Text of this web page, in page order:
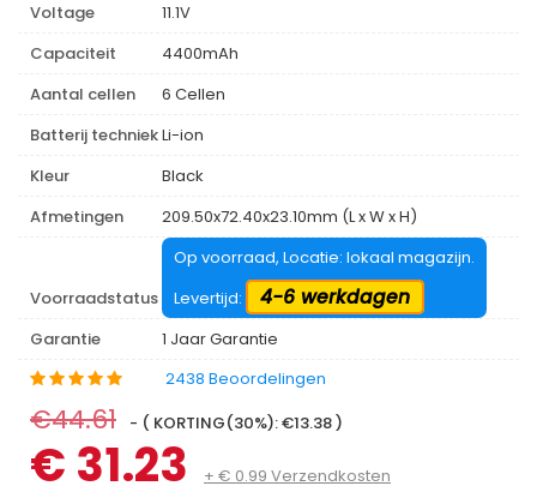
Voltage
11.1V
Capaciteit
4400mAh
Aantal cellen
6 Cellen
Batterij techniekLi-ion
Kleur
Black
Afmetingen
209.50x72.40x23.10mm (L x W x H)
Voorraadstatus
Op voorraad, Locatie: lokaal magazijn.
Levertijd:
4-6 werkdagen
Garantie
1 Jaar Garantie
2438 Beoordelingen
€44.61 - ( KORTING(30%): €13.38 )
€ 31.23 + € 0.99 Verzendkosten